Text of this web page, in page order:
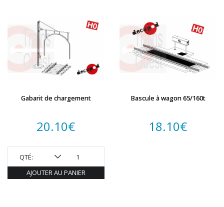
Gabarit de chargement
20.10€
QTÉ:
AJOUTER AU PANIER
Bascule à wagon 65/160t
18.10€